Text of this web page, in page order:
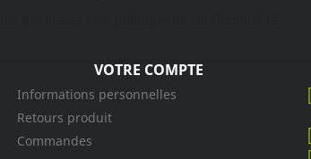
VOTRE COMPTE
Informations personnelles
Retours produit
Commandes